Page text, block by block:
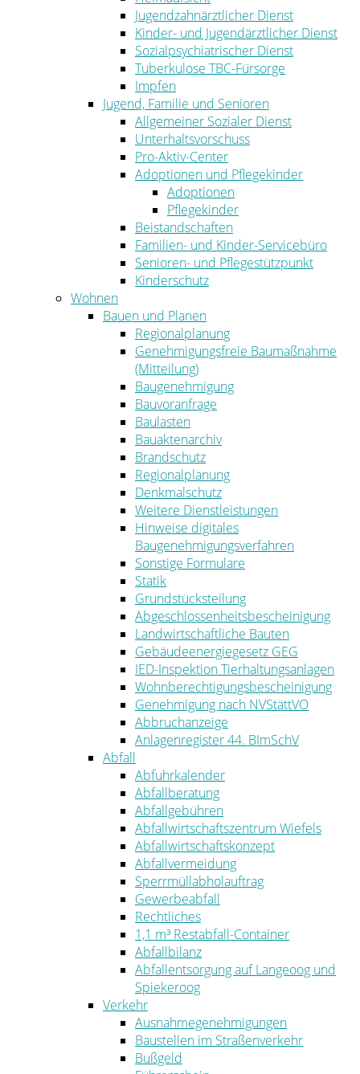
Jugendzahnärztlicher Dienst
Kinder- und Jugendärztlicher Dienst
Sozialpsychiatrischer Dienst
Tuberkulose TBC-Fürsorge
Impfen
Jugend, Familie und Senioren
Allgemeiner Sozialer Dienst
Unterhaltsvorschuss
Pro-Aktiv-Center
Adoptionen und Pflegekinder
Adoptionen
Pflegekinder
Beistandschaften
Familien- und Kinder-Servicebüro
Senioren- und Pflegestützpunkt
Kinderschutz
Wohnen
Bauen und Planen
Regionalplanung
Genehmigungsfreie Baumaßnahme
(Mitteilung)
Baugenehmigung
Bauvoranfrage
Baulasten
Bauaktenarchiv
Brandschutz
Regionalplanung
Denkmalschutz
Weitere Dienstleistungen
Hinweise digitales
Baugenehmigungsverfahren
Sonstige Formulare
Statik
Grundstücksteilung
Abgeschlossenheitsbescheinigung
Landwirtschaftliche Bauten
Gebäudeenergiegesetz GEG
IED-Inspektion Tierhaltungsanlagen
Wohnberechtigungsbescheinigung
Genehmigung nach NVStättVO
Abbruchanzeige
Anlagenregister 44. BImSchV
Abfall
Abfuhrkalender
Abfallberatung
Abfallgebühren
Abfallwirtschaftszentrum Wiefels
Abfallwirtschaftskonzept
Abfallvermeidung
Sperrmüllabholauftrag
Gewerbeabfall
Rechtliches
1,1 m³ Restabfall-Container
Abfallbilanz
Abfallentsorgung auf Langeoog und
Spiekeroog
Verkehr
Ausnahmegenehmigungen
Baustellen im Straßenverkehr
Bußgeld